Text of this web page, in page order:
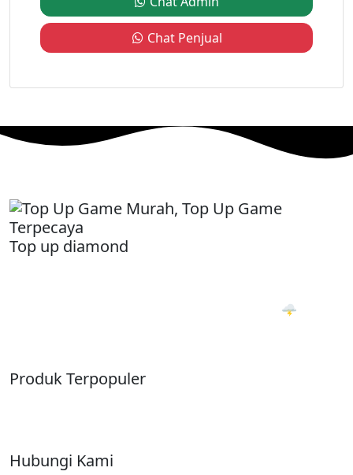
Chat Penjual
Top up diamond
Transaksi Otomatis 24 Jam. PROSES 1 DETIKK 🌩
Produk Terpopuler
Hubungi Kami